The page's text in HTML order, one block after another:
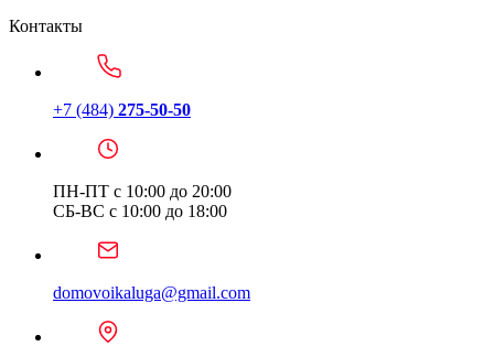
Контакты
+7 (484) 275-50-50
ПН-ПТ с 10:00 до 20:00
СБ-ВС с 10:00 до 18:00
domovoikaluga@gmail.com